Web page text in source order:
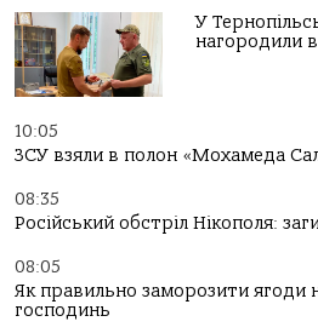
У
нагородили
10:05
ЗСУ взяли в полон «Мохамеда
08:35
Російський обстріл Нікополя:
08:05
Як правильно заморозити ягоди
господинь